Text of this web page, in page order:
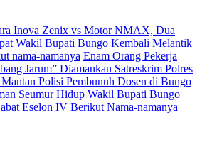
Inova Zenix vs Motor NMAX, Dua
Wakil Bupati Bungo Kembali Melantik
nama-namanya Enam Orang Pekerja
Jarum” Diamankan Satreskrim Polres
Polisi Pembunuh Dosen di Bungo
Seumur Hidup Wakil Bupati Bungo
Eselon IV Berikut Nama-namanya